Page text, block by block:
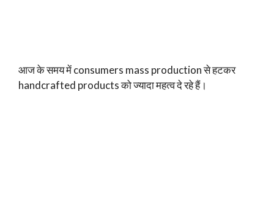
आज के समय में consumers mass production से हटकर
handcrafted products को ज्यादा महत्व दे रहे हैं।